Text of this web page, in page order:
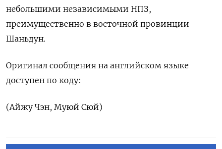
небольшими независимыми НПЗ,
преимущественно в восточной провинции
Шаньдун.
Оригинал сообщения на английском языке
доступен по коду:
(Айжу Чэн, Муюй Сюй)